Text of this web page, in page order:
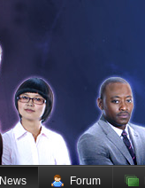
News Forum